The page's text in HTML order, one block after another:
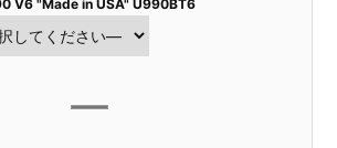
V6 "Made in USA" U990BT6